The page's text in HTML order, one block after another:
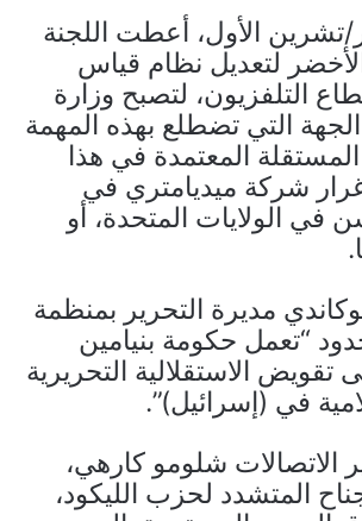
أكتوبر/تشرين الأول، أعطت اللجنة
لتعديل نظام قياس
التلفزيون، لتصبح وزارة
التي تضطلع بهذه المهمة
المستقلة المعتمدة في هذا
شركة ميديامتري في
في الولايات المتحدة، أو
مديرة التحرير بمنظمة
“تعمل حكومة بنيامين
تقويض الاستقلالية التحريرية
في (إسرائيل)”.
الاتصالات شلومو كارهي،
المتشدد لحزب الليكود،